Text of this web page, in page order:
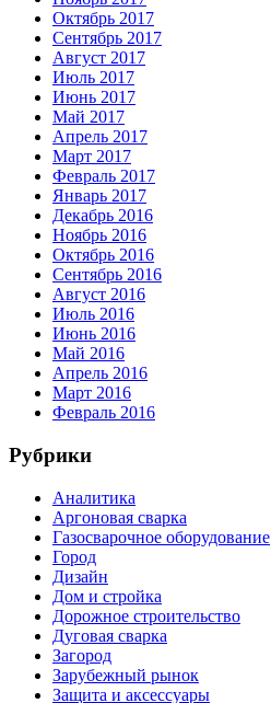
Октябрь 2017
Сентябрь 2017
Август 2017
Июль 2017
Июнь 2017
Май 2017
Апрель 2017
Март 2017
Февраль 2017
Январь 2017
Декабрь 2016
Ноябрь 2016
Октябрь 2016
Сентябрь 2016
Август 2016
Июль 2016
Июнь 2016
Май 2016
Апрель 2016
Март 2016
Февраль 2016
Рубрики
Аналитика
Аргоновая сварка
Газосварочное оборудование
Город
Дизайн
Дом и стройка
Дорожное строительство
Дуговая сварка
Загород
Зарубежный рынок
Защита и аксессуары